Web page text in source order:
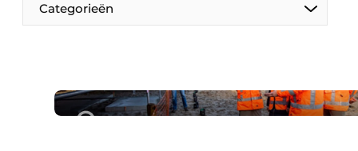
Categorieën
De Pen